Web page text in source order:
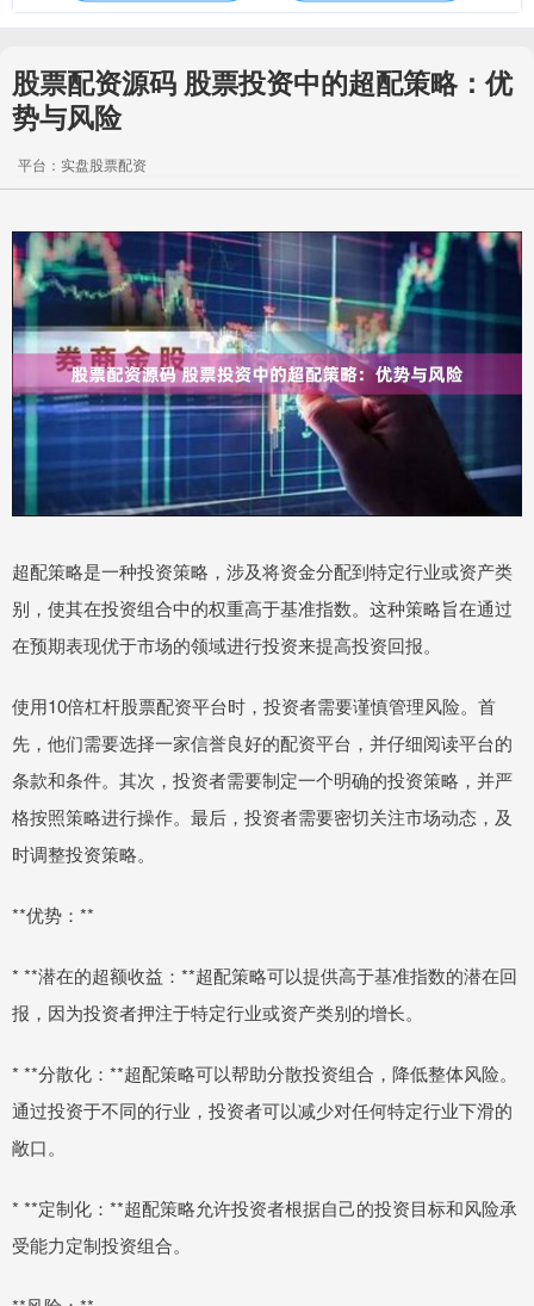
股票配资源码 股票投资中的超配策略：优
势与风险
平台：实盘股票配资
超配策略是一种投资策略，涉及将资金分配到特定行业或资产类
别，使其在投资组合中的权重高于基准指数。这种策略旨在通过
在预期表现优于市场的领域进行投资来提高投资回报。
使用10倍杠杆股票配资平台时，投资者需要谨慎管理风险。首
先，他们需要选择一家信誉良好的配资平台，并仔细阅读平台的
条款和条件。其次，投资者需要制定一个明确的投资策略，并严
格按照策略进行操作。最后，投资者需要密切关注市场动态，及
时调整投资策略。
**优势：**
* **潜在的超额收益：**超配策略可以提供高于基准指数的潜在回
报，因为投资者押注于特定行业或资产类别的增长。
* **分散化：**超配策略可以帮助分散投资组合，降低整体风险。
通过投资于不同的行业，投资者可以减少对任何特定行业下滑的
敞口。
* **定制化：**超配策略允许投资者根据自己的投资目标和风险承
受能力定制投资组合。